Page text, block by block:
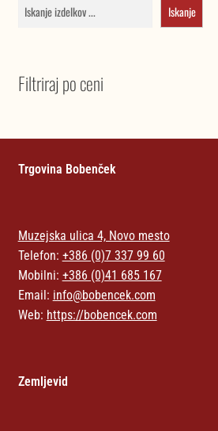
Iskanje
Filtriraj po ceni
Trgovina Bobenček
Muzejska ulica 4, Novo mesto
Telefon: +386 (0)7 337 99 60
Mobilni: +386 (0)41 685 167
Email: info@bobencek.com
Web: https://bobencek.com
Zemljevid